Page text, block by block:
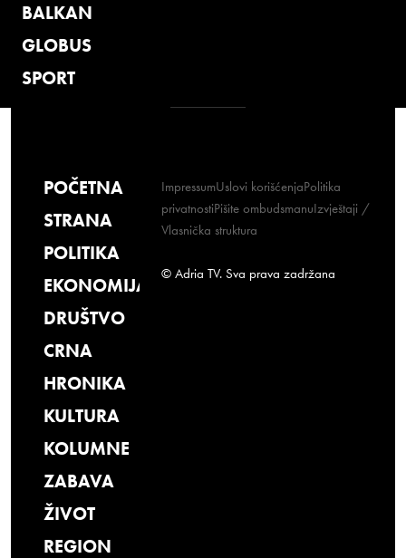
BALKAN
GLOBUS
SPORT
POČETNA
STRANA
POLITIKA
EKONOMIJA
DRUŠTVO
CRNA
HRONIKA
KULTURA
KOLUMNE
ZABAVA
ŽIVOT
REGION
ImpressumUslovi korišćenjaPolitika
privatnostiPišite ombudsmanuIzvještaji /
Vlasnička struktura
© Adria TV. Sva prava zadržana